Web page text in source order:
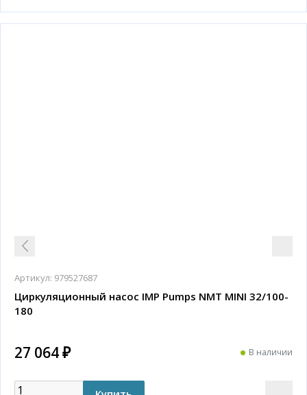
Артикул: 979527687
Циркуляционный насос IMP Pumps NMT MINI 32/100-
180
27 064 ₽ В наличии